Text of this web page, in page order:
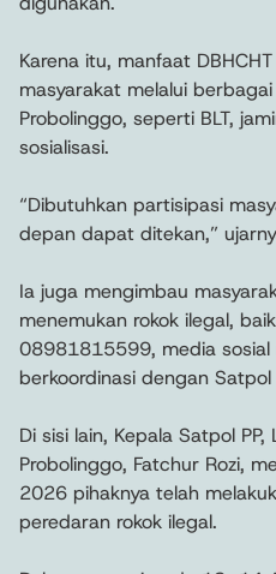
Karena itu, manfaat
masyarakat melalui
Probolinggo, seperti BLT,
sosialisasi.
“Dibutuhkan partisipasi
depan dapat ditekan,”
Ia juga mengimbau
menemukan rokok ilegal,
08981815599, media sosial
berkoordinasi dengan Satpol
Di sisi lain, Kepala Satpol
Probolinggo, Fatchur Rozi,
2026 pihaknya telah
peredaran rokok ilegal.